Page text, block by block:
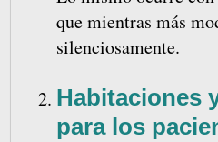
que mientras más
silenciosamente.
Habitaciones
para los